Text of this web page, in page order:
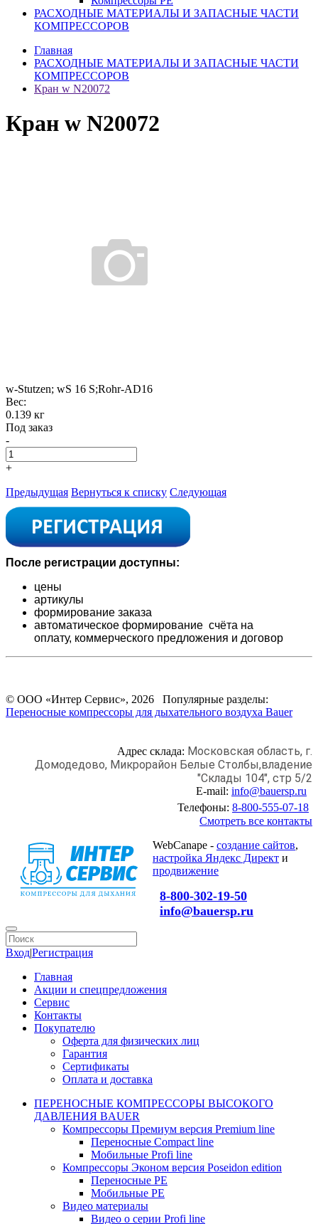
РАСХОДНЫЕ МАТЕРИАЛЫ И ЗАПАСНЫЕ ЧАСТИ
КОМПРЕССОРОВ
Главная
РАСХОДНЫЕ МАТЕРИАЛЫ И ЗАПАСНЫЕ ЧАСТИ
КОМПРЕССОРОВ
Кран w N20072
Кран w N20072
w-Stutzen; wS 16 S;Rohr-AD16
Вес:
0.139 кг
Под заказ
-
+
Предыдущая Вернуться к списку Следующая
После регистрации доступны:
цены
артикулы
формирование заказа
автоматическое формирование счёта на
оплату, коммерческого предложения и договор
© ООО «Интер Сервис», 2026 Популярные разделы:
Переносные компрессоры для дыхательного воздуха Bauer
Адрес склада: Московская область, г.
Домодедово, Микрорайон Белые Столбы,владение
"Склады 104", стр 5/2
E-mail: info@bauersp.ru
Телефоны: 8-800-555-07-18
Смотреть все контакты
WebCanape - создание сайтов,
настройка Яндекс Директ и
продвижение
8-800-302-19-50
info@bauersp.ru
Вход|Регистрация
Главная
Акции и спецпредложения
Сервис
Контакты
Покупателю
Оферта для физических лиц
Гарантия
Сертификаты
Оплата и доставка
ПЕРЕНОСНЫЕ КОМПРЕССОРЫ ВЫСОКОГО
ДАВЛЕНИЯ BAUER
Компрессоры Премиум версия Premium line
Переносные Compact line
Мобильные Profi line
Компрессоры Эконом версия Poseidon edition
Переносные PE
Мобильные PE
Видео материалы
Видео о серии Profi line